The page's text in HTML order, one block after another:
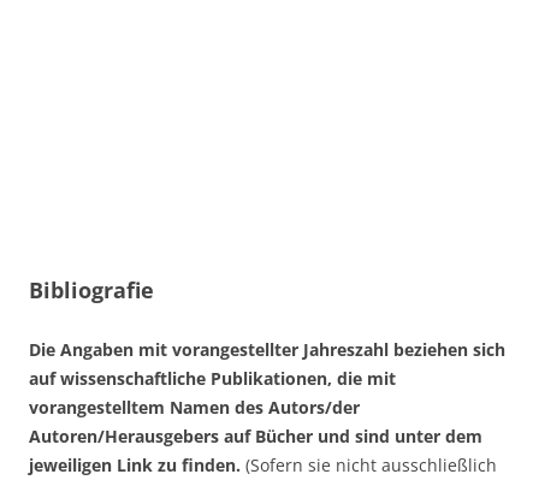
Bibliografie
Die Angaben mit vorangestellter Jahreszahl beziehen sich
auf wissenschaftliche Publikationen, die mit
vorangestelltem Namen des Autors/der
Autoren/Herausgebers auf Bücher und sind unter dem
jeweiligen Link zu finden. (Sofern sie nicht ausschließlich